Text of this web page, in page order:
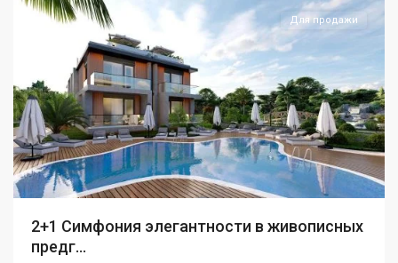
Для продажи
2+1 Симфония элегантности в живописных
предг...